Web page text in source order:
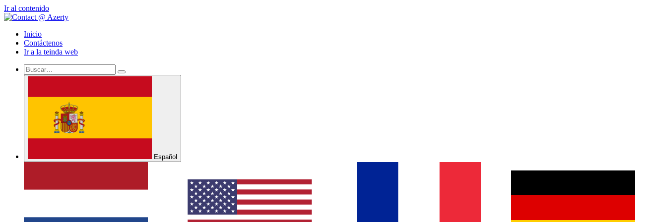
Ir al contenido
Inicio
Contáctenos
Ir a la teinda web
Español